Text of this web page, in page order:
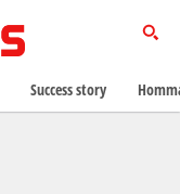
Success story